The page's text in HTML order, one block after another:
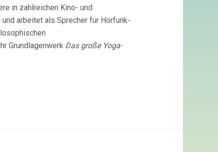
in zahlreichen Kino- und
arbeitet als Sprecher für Hörfunk-
Grundlagenwerk Das große Yoga-